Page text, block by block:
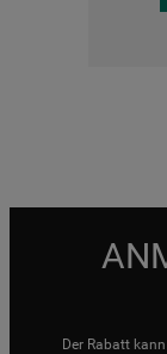
Der Rabatt